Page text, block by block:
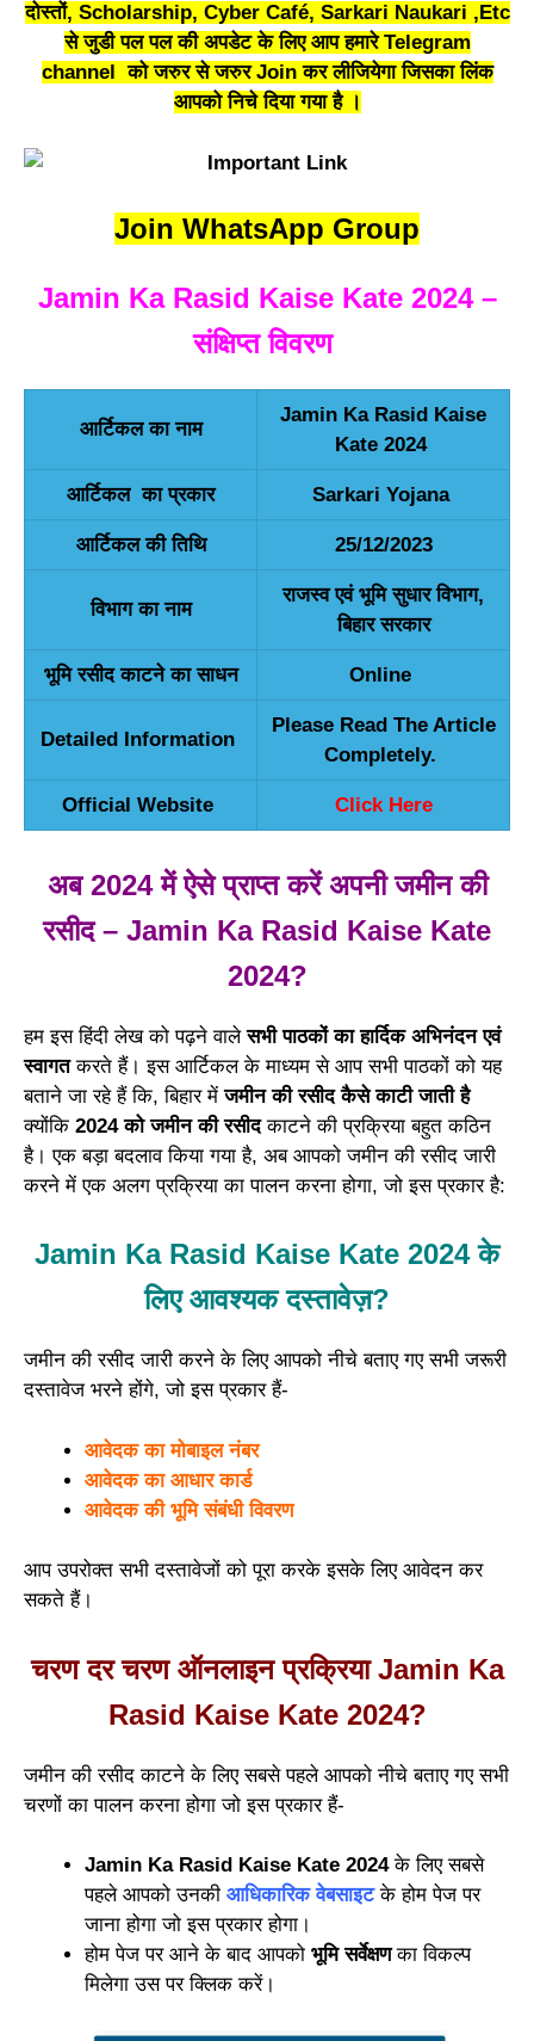
दोस्तों, Scholarship, Cyber Café, Sarkari Naukari ,Etc
से जुडी पल पल की अपडेट के लिए आप हमारे Telegram
channel को जरुर से जरुर Join कर लीजियेगा जिसका लिंक
आपको निचे दिया गया है ।
Join WhatsApp Group
Jamin Ka Rasid Kaise Kate 2024 –
संक्षिप्त विवरण
आर्टिकल का नाम
Jamin Ka Rasid Kaise
Kate 2024
आर्टिकल का प्रकार Sarkari Yojana
आर्टिकल की तिथि 25/12/2023
विभाग का नाम
राजस्व एवं भूमि सुधार विभाग,
बिहार सरकार
भूमि रसीद काटने का साधन Online
Detailed Information
Please Read The Article
Completely.
Official Website Click Here
अब 2024 में ऐसे प्राप्त करें अपनी जमीन की
रसीद – Jamin Ka Rasid Kaise Kate
2024?
हम इस हिंदी लेख को पढ़ने वालेसभी पाठकों का हार्दिक अभिनंदन एवं
स्वागतकरते हैं। इस आर्टिकल के माध्यम से आप सभी पाठकों को यह
बताने जा रहे हैं कि, बिहार मेंजमीन की रसीद कैसे काटी जाती है
क्योंकि 2024 को जमीन की रसीदकाटने की प्रक्रिया बहुत कठिन
है। एक बड़ा बदलाव किया गया है, अब आपको जमीन की रसीद जारी
करने में एक अलग प्रक्रिया का पालन करना होगा, जो इस प्रकार है:
Jamin Ka Rasid Kaise Kate 2024 के
लिए आवश्यक दस्तावेज़?
जमीन की रसीद जारी करने के लिए आपको नीचे बताए गए सभी जरूरी
दस्तावेज भरने होंगे, जो इस प्रकार हैं-
आवेदक का मोबाइल नंबर
आवेदक का आधार कार्ड
आवेदक की भूमि संबंधी विवरण
आप उपरोक्त सभी दस्तावेजों को पूरा करके इसके लिए आवेदन कर
सकते हैं।
चरण दर चरण ऑनलाइन प्रक्रिया Jamin Ka
Rasid Kaise Kate 2024?
जमीन की रसीद काटने के लिए सबसे पहले आपको नीचे बताए गए सभी
चरणों का पालन करना होगा जो इस प्रकार हैं-
Jamin Ka Rasid Kaise Kate 2024के लिए सबसे
पहले आपको उनकी आधिकारिक वेबसाइटके होम पेज पर
जाना होगा जो इस प्रकार होगा।
होम पेज पर आने के बाद आपको भूमि सर्वेक्षणका विकल्प
मिलेगा उस पर क्लिक करें।